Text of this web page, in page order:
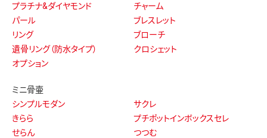
プラチナ&ダイヤモンド
チャーム
パール
ブレスレット
リング
ブローチ
遺骨リング（防水タイプ）
クロシェット
オプション
ミニ骨壷
シンプルモダン
サクレ
きらら
プチポットインボックスセレ
せらん
つつむ